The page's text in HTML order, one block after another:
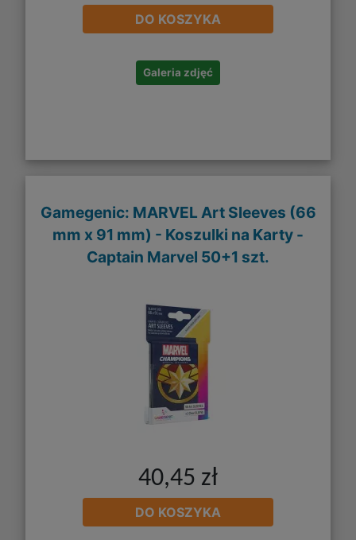
DO KOSZYKA
Galeria zdjęć
Gamegenic: MARVEL Art Sleeves (66
mm x 91 mm) - Koszulki na Karty -
Captain Marvel 50+1 szt.
40,45 zł
DO KOSZYKA